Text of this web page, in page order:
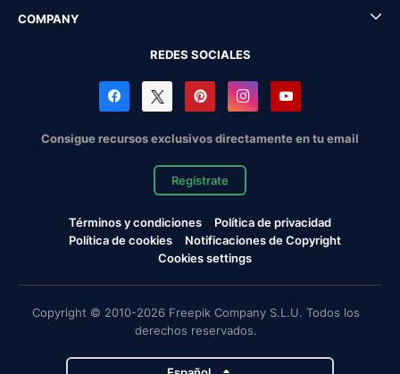
COMPANY
REDES SOCIALES
Consigue recursos exclusivos directamente en tu email
Regístrate
Términos y condiciones
Política de privacidad
Política de cookies
Notificaciones de Copyright
Cookies settings
Copyright © 2010-2026 Freepik Company S.L.U. Todos los
derechos reservados.